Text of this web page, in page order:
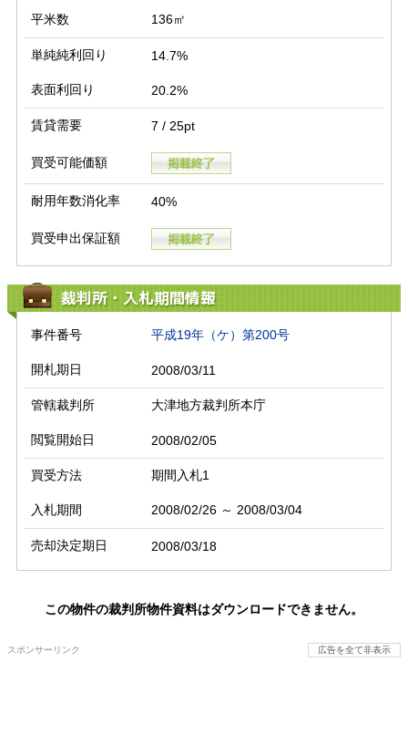
平米数 136㎡
単純純利回り 14.7%
表面利回り 20.2%
賃貸需要 7 / 25pt
買受可能価額
耐用年数消化率 40%
買受申出保証額
裁判所・入札期間情報
事件番号 平成19年（ケ）第200号
開札期日 2008/03/11
管轄裁判所 大津地方裁判所本庁
閲覧開始日 2008/02/05
買受方法 期間入札1
入札期間 2008/02/26 ～ 2008/03/04
売却決定期日 2008/03/18
この物件の裁判所物件資料はダウンロードできません。
スポンサーリンク 広告を全て非表示